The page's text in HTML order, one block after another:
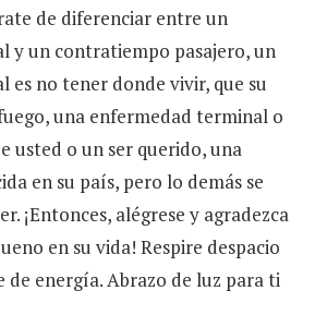
de diferenciar entre un
y un contratiempo pasajero, un
es no tener donde vivir, que su
una enfermedad terminal o
usted o un ser querido, una
en su país, pero lo demás se
¡Entonces, alégrese y agradezca
en su vida! Respire despacio
de energía. Abrazo de luz para ti